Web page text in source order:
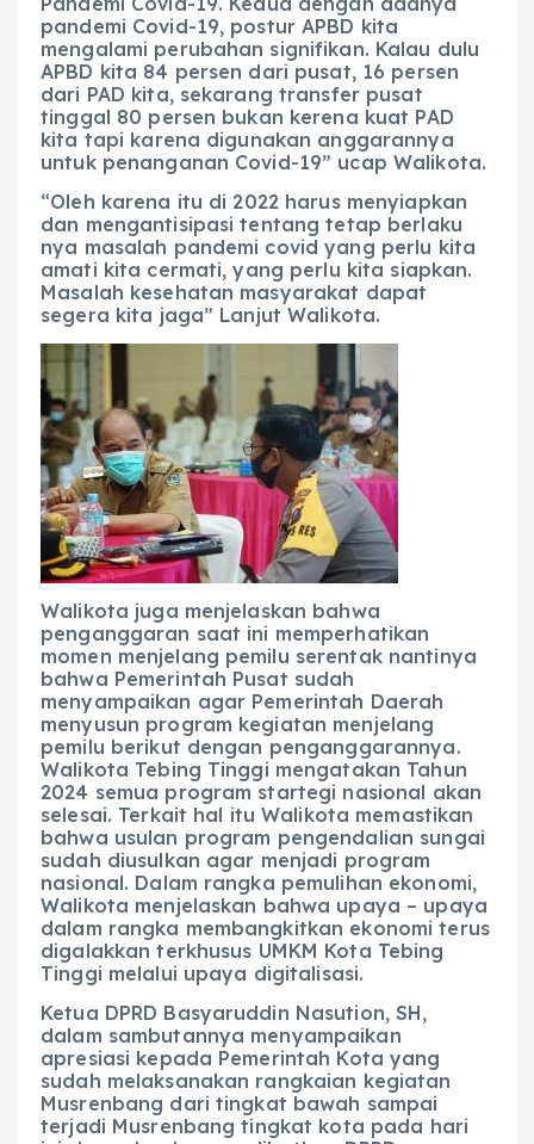
pandemi Covid-19, postur APBD kita
mengalami perubahan signifikan. Kalau dulu
APBD kita 84 persen dari pusat, 16 persen
dari PAD kita, sekarang transfer pusat
tinggal 80 persen bukan kerena kuat PAD
kita tapi karena digunakan anggarannya
untuk penanganan Covid-19” ucap Walikota.
“Oleh karena itu di 2022 harus menyiapkan
dan mengantisipasi tentang tetap berlaku
nya masalah pandemi covid yang perlu kita
amati kita cermati, yang perlu kita siapkan.
Masalah kesehatan masyarakat dapat
segera kita jaga” Lanjut Walikota.
Walikota juga menjelaskan bahwa
penganggaran saat ini memperhatikan
momen menjelang pemilu serentak nantinya
bahwa Pemerintah Pusat sudah
menyampaikan agar Pemerintah Daerah
menyusun program kegiatan menjelang
pemilu berikut dengan penganggarannya.
Walikota Tebing Tinggi mengatakan Tahun
2024 semua program startegi nasional akan
selesai. Terkait hal itu Walikota memastikan
bahwa usulan program pengendalian sungai
sudah diusulkan agar menjadi program
nasional. Dalam rangka pemulihan ekonomi,
Walikota menjelaskan bahwa upaya – upaya
dalam rangka membangkitkan ekonomi terus
digalakkan terkhusus UMKM Kota Tebing
Tinggi melalui upaya digitalisasi.
Ketua DPRD Basyaruddin Nasution, SH,
dalam sambutannya menyampaikan
apresiasi kepada Pemerintah Kota yang
sudah melaksanakan rangkaian kegiatan
Musrenbang dari tingkat bawah sampai
terjadi Musrenbang tingkat kota pada hari